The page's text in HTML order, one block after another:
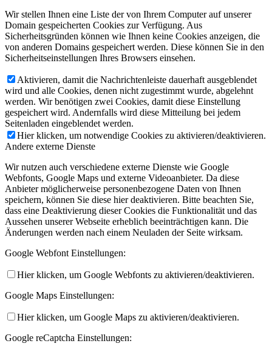
Wir stellen Ihnen eine Liste der von Ihrem Computer auf unserer
Domain gespeicherten Cookies zur Verfügung. Aus
Sicherheitsgründen können wie Ihnen keine Cookies anzeigen, die
von anderen Domains gespeichert werden. Diese können Sie in den
Sicherheitseinstellungen Ihres Browsers einsehen.
Aktivieren, damit die Nachrichtenleiste dauerhaft ausgeblendet
wird und alle Cookies, denen nicht zugestimmt wurde, abgelehnt
werden. Wir benötigen zwei Cookies, damit diese Einstellung
gespeichert wird. Andernfalls wird diese Mitteilung bei jedem
Seitenladen eingeblendet werden.
Hier klicken, um notwendige Cookies zu aktivieren/deaktivieren.
Andere externe Dienste
Wir nutzen auch verschiedene externe Dienste wie Google
Webfonts, Google Maps und externe Videoanbieter. Da diese
Anbieter möglicherweise personenbezogene Daten von Ihnen
speichern, können Sie diese hier deaktivieren. Bitte beachten Sie,
dass eine Deaktivierung dieser Cookies die Funktionalität und das
Aussehen unserer Webseite erheblich beeinträchtigen kann. Die
Änderungen werden nach einem Neuladen der Seite wirksam.
Google Webfont Einstellungen:
Hier klicken, um Google Webfonts zu aktivieren/deaktivieren.
Google Maps Einstellungen:
Hier klicken, um Google Maps zu aktivieren/deaktivieren.
Google reCaptcha Einstellungen: